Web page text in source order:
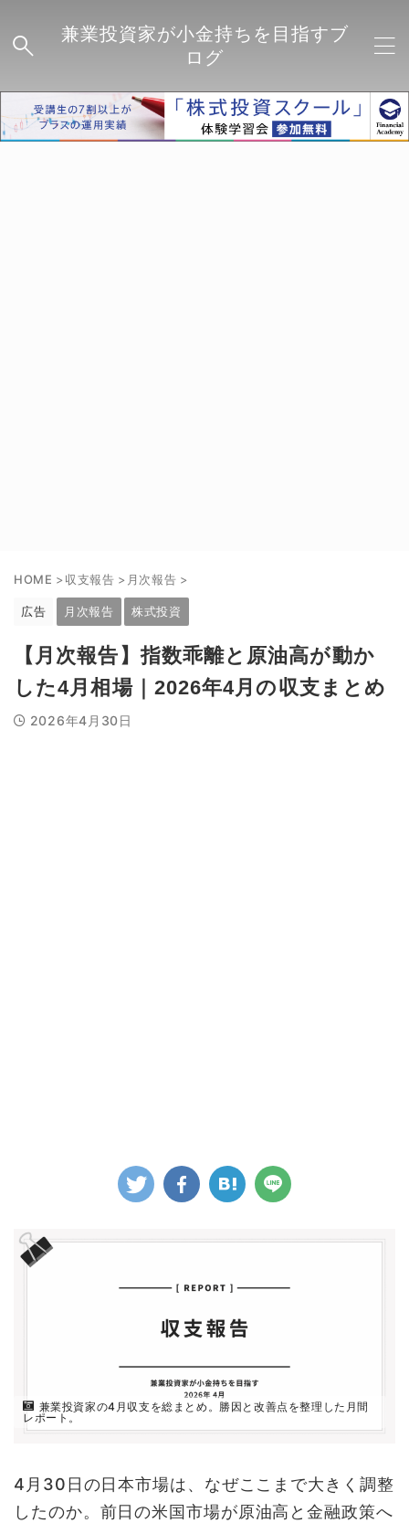
兼業投資家が小金持ちを目指すブ
ログ
HOME >収支報告 > 月次報告 >
広告 月次報告 株式投資
【月次報告】指数乖離と原油高が動か
した4月相場｜2026年4月の収支まとめ
2026年4月30日
兼業投資家の4月収支を総まとめ。勝因と改善点を整理した月間
レポート。
4月30日の日本市場は、なぜここまで大きく調整
したのか。前日の米国市場が原油高と金融政策へ